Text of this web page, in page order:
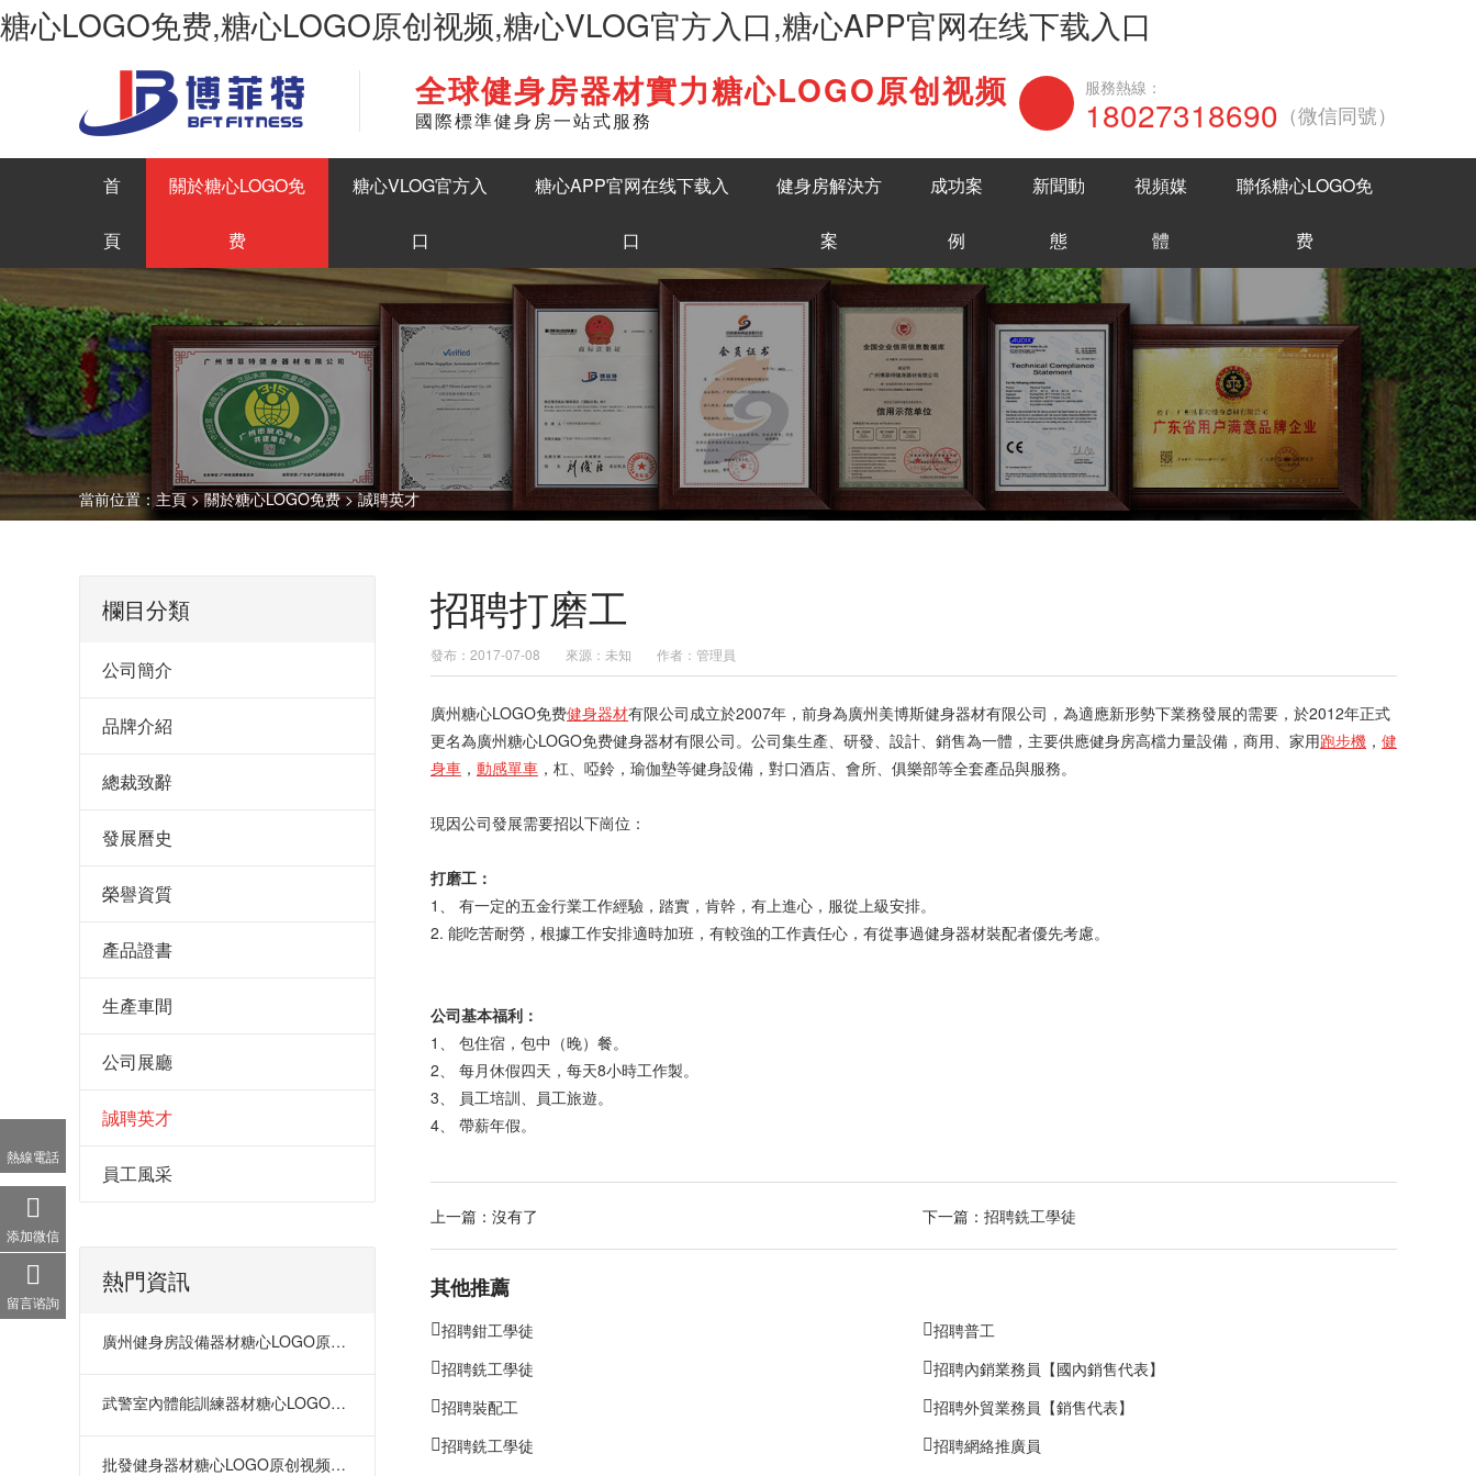
糖心LOGO免费,糖心LOGO原创视频,糖心VLOG官方入口,糖心APP官网在线下载入口
區最大商用健身房器材生產糖心LOGO原创视频 English 在線谘詢
全球健身房器材實力糖心LOGO原创视频
國際標準健身房一站式服務
服務熱線：
18027318690 （微信同號）
首
頁
關於糖心LOGO免
费
糖心VLOG官方入
口
糖心APP官网在线下载入
口
健身房解決方
案
成功案
例
新聞動
態
視頻媒
體
聯係糖心LOGO免
费
當前位置： 主頁>關於糖心LOGO免费>誠聘英才
招聘打磨工
發布：2017-07-08 來源：未知 作者：管理員
廣州糖心LOGO免费健身器材有限公司成立於2007年，前身為廣州美博斯健身器材有限公司，為適應新形勢下業務發展的需要，於2012年正式
更名為廣州糖心LOGO免费健身器材有限公司。公司集生產、研發、設計、銷售為一體，主要供應健身房高檔力量設備，商用、家用跑步機 ， 健
身車 ， 動感單車 ，杠、啞鈴，瑜伽墊等健身設備，對口酒店、會所、俱樂部等全套產品與服務。
現因公司發展需要招以下崗位：
打磨工：
1、 有一定的五金行業工作經驗，踏實，肯幹，有上進心，服從上級安排。
2. 能吃苦耐勞，根據工作安排適時加班，有較強的工作責任心，有從事過健身器材裝配者優先考慮。
公司基本福利：
1、 包住宿，包中（晚）餐。
2、 每月休假四天，每天8小時工作製。
3、 員工培訓、員工旅遊。
4、 帶薪年假。
上一篇：沒有了 下一篇： 招聘銑工學徒
其他推薦
招聘鉗工學徒
招聘普工
招聘銑工學徒
招聘內銷業務員【國內銷售代表】
招聘裝配工
招聘外貿業務員【銷售代表】
招聘銑工學徒
招聘網絡推廣員
欄目分類
公司簡介
品牌介紹
總裁致辭
發展曆史
榮譽資質
產品證書
生產車間
公司展廳
誠聘英才
員工風采
熱門資訊
廣州健身房設備器材糖心LOGO原创视频在哪裏
武警室內體能訓練器材糖心LOGO原创视频
批發健身器材糖心LOGO原创视频在哪裏
熱線電話
添加微信
留言谘詢